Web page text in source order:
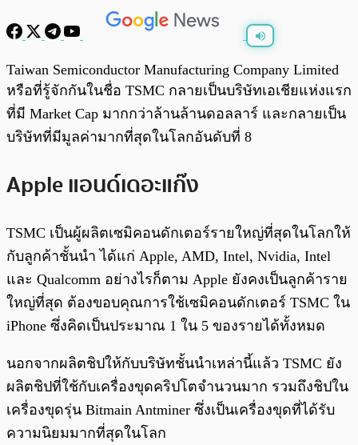
พร้อมเล่น / 0:00
Taiwan Semiconductor Manufacturing Company Limited
หรือที่รู้จักกันในชื่อ TSMC กลายเป็นบริษัทเอเชียแห่งแรก
ที่มี Market Cap มากกว่าล้านล้านดอลลาร์ และกลายเป็น
บริษัทที่มีมูลค่ามากที่สุดในโลกอันดับที่ 8
Apple แอนด์เดอะแก๊ง
TSMC เป็นผู้ผลิตเซมิคอนดักเตอร์รายใหญ่ที่สุดในโลกให้
กับลูกค้าชั้นนำ ได้แก่ Apple, AMD, Intel, Nvidia, Intel
และ Qualcomm อย่างไรก็ตาม Apple ยังคงเป็นลูกค้าราย
ใหญ่ที่สุด ต้องขอบคุณการใช้เซมิคอนดักเตอร์ TSMC ใน
iPhone ซึ่งคิดเป็นประมาณ 1 ใน 5 ของรายได้ทั้งหมด
นอกจากผลิตชิปให้กับบริษัทชั้นนำเหล่านี้แล้ว TSMC ยัง
ผลิตชิปที่ใช้กับเครื่องขุดคริปโตจำนวนมาก รวมถึงชิปใน
เครื่องขุดรุ่น Bitmain Antminer ซึ่งเป็นเครื่องขุดที่ได้รับ
ความนิยมมากที่สุดในโลก